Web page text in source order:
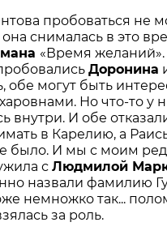
пробоваться не
снималась в это
«Время
Доронина
обе могут быть
Но что-то у
внутри. И обе
в Карелию, а
было. И мы с моим
сЛюдмилой
назвали фамилию
немножко так...
за роль.